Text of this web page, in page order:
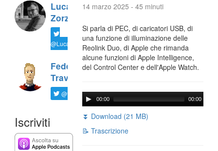
Luca
Zorzi
@LucaTNT
Federico
Travaini
@ftrava
Iscriviti
14 marzo 2025 - 45 minuti
Si parla di PEC, di caricatori USB, di
una funzione di illuminazione delle
Reolink Duo, di Apple che rimanda
alcune funzioni di Apple Intelligence,
del Control Center e dell'Apple Watch.
00:00 00:00
⏬ Download (21 MB)
📝 Trascrizione